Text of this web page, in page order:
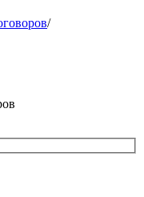
/